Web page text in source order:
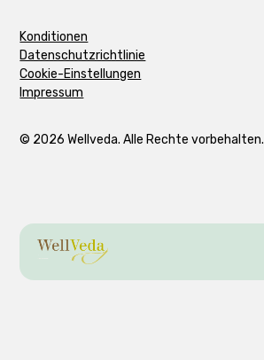
© 2026 Wellveda. Alle Rechte vorbehalten.
Konditionen
Datenschutzrichtlinie
Cookie-Einstellungen
Impressum